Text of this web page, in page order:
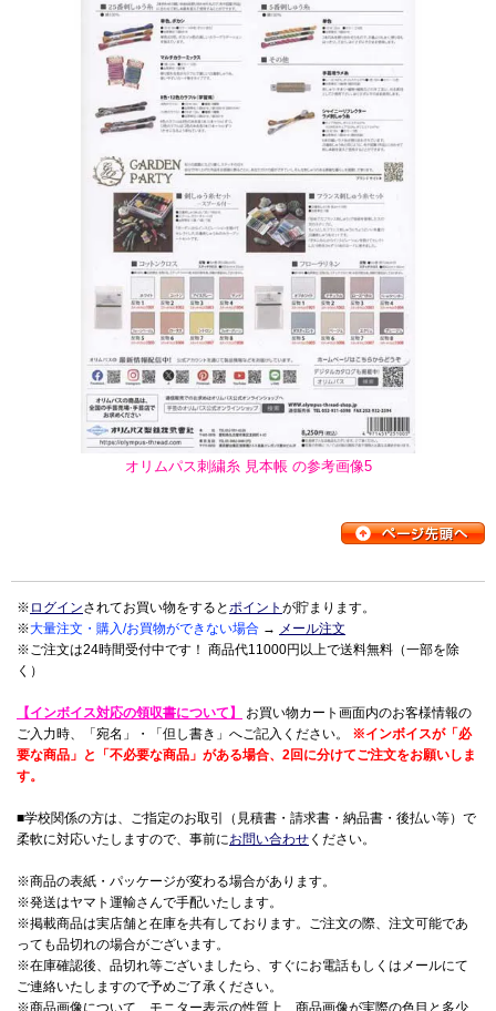
オリムパス刺繍糸 見本帳 の参考画像5
※ ログインされてお買い物をするとポイント が貯まります。
※大量注文・購入/お買物ができない場合 → メール注文
※ご注文は24時間受付中です！ 商品代11000円以上で送料無料（一部を除
く）
【インボイス対応の領収書について】
お買い物カート画面内のお客様情報の
ご入力時、「宛名」・「但し書き」へご記入ください。 ※インボイスが「必
要な商品」と「不必要な商品」がある場合、2回に分けてご注文をお願いしま
す。
■学校関係の方は、ご指定のお取引（見積書・請求書・納品書・後払い等）で
柔軟に対応いたしますので、事前にお問い合わせ ください。
※商品の表紙・パッケージが変わる場合があります。
※発送はヤマト運輸さんで手配いたします。
※掲載商品は実店舗と在庫を共有しております。ご注文の際、注文可能であ
っても品切れの場合がございます。
※在庫確認後、品切れ等ございましたら、すぐにお電話もしくはメールにて
ご連絡いたしますので予めご了承ください。